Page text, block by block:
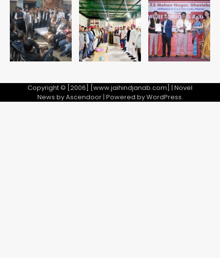
5
उड़ाए, अब पहुंचा सलाखों के पीछे
Team JHJ
Copyright © [2006] [www.jaihindjanab.com] | Novel
News byAscendoor| Powered byWordPress.